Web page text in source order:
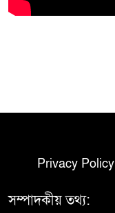
Privacy Policy
সম্পাদকীয় তথ্য: